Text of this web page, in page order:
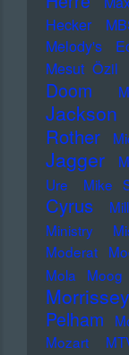
Hecker
Melody's
Mesut Özil
Doom
Jackson
Rother
Jagger
Ure
Mike
Cyrus
Ministry
Moderat
Mola
Moog
Morrissey
Pelham
Mozart